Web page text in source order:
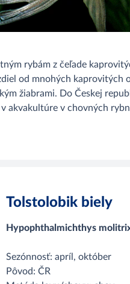
rybám z čeľade
od mnohých
žiabrami. Do Českej
v chovných
Tolstolobik biely
Hypophthalmichthys
Sezónnosť: apríl, október
Pôvod: ČR